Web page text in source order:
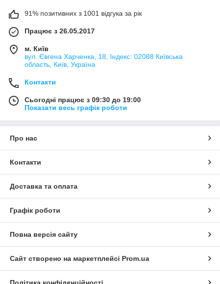
91% позитивних з 1001 відгука за рік
Працює з 26.05.2017
м. Київ
вул. Євгена Харченка, 18, Індекс: 02088 Київська
область, Київ, Україна
Контакти
Сьогодні працює з 09:30 до 19:00
Показати весь графік роботи
Про нас
Контакти
Доставка та оплата
Графік роботи
Повна версія сайту
Сайт створено на маркетплейсі Prom.ua